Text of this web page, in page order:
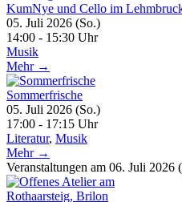
KumNye und Cello im
05. Juli 2026 (So.)
14:00 - 15:30 Uhr
Musik
Mehr →
Sommerfrische
05. Juli 2026 (So.)
17:00 - 17:15 Uhr
Literatur, Musik
Mehr →
Veranstaltungen am 06. Juli 2026